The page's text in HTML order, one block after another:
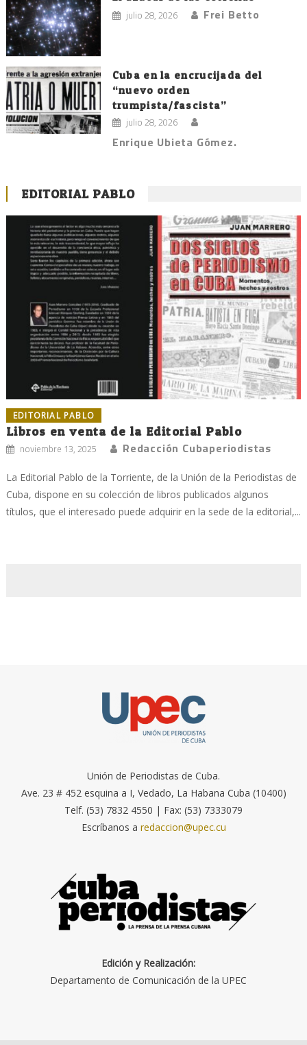
julio 28, 2026 Frei Betto
Cuba en la encrucijada del
“nuevo orden
trumpista/fascista”
julio 28, 2026
Enrique Ubieta Gómez.
EDITORIAL PABLO
EDITORIAL PABLO
Libros en venta de la Editorial Pablo
noviembre 13, 2025 Redacción Cubaperiodistas
La Editorial Pablo de la Torriente, de la Unión de la Periodistas de
Cuba, dispone en su colección de libros publicados algunos
títulos, que el interesado puede adquirir en la sede de la editorial,...
Unión de Periodistas de Cuba.
Ave. 23 # 452 esquina a I, Vedado, La Habana Cuba (10400)
Telf. (53) 7832 4550 | Fax: (53) 7333079
Escríbanos a redaccion@upec.cu
Edición y Realización:
Departamento de Comunicación de la UPEC